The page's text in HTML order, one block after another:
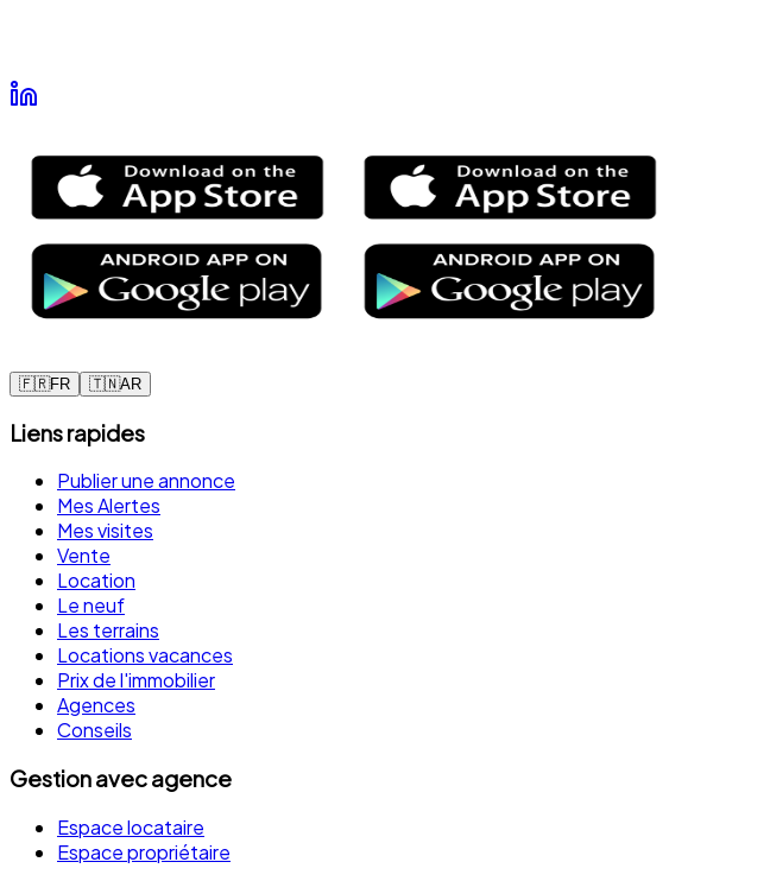
🇫🇷FR 🇹🇳AR
Liens rapides
Publier une annonce
Mes Alertes
Mes visites
Vente
Location
Le neuf
Les terrains
Locations vacances
Prix de l'immobilier
Agences
Conseils
Gestion avec agence
Espace locataire
Espace propriétaire